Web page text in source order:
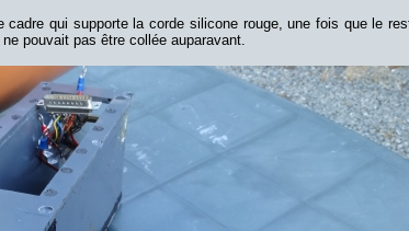
qui supporte la corde silicone rouge, une fois que le
pouvait pas être collée auparavant.